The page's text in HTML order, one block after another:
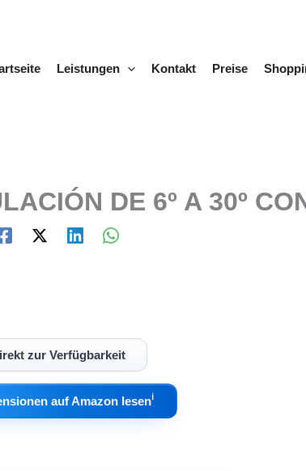
Leistungen Kontakt Preise
DE 6º A 30º
zur Verfügbarkeit
auf Amazon lesenℹ︎